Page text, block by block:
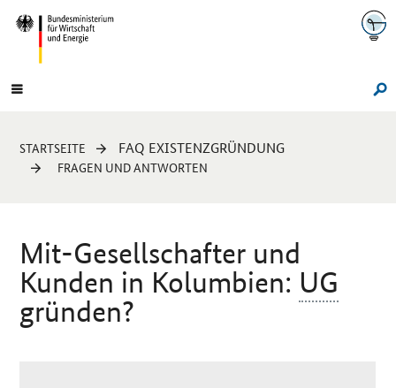
Navigation
Hauptmenü
Sie
sind
STARTSEITE FAQ EXISTENZGRÜNDUNG
FRAGEN UND ANTWORTEN
Mit-Gesellschafter und
Kunden in Kolumbien: UG
gründen?